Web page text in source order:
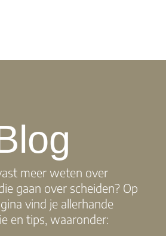
meer weten over
gaan over scheiden? Op
vind je allerhande
en tips, waaronder: